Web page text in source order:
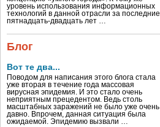
уровень использования информационных
технологий в данной отрасли за последние
пятнадцать-двадцать лет …
Блог
Вот те два...
Поводом для написания этого блога стала
уже вторая в течение года массовая
вирусная эпидемия. И это стало очень
неприятным прецедентом. Ведь столь
масштабных заражений не было уже очень
давно. Впрочем, данная ситуация была
ожидаемой. Эпидемию вызвали …